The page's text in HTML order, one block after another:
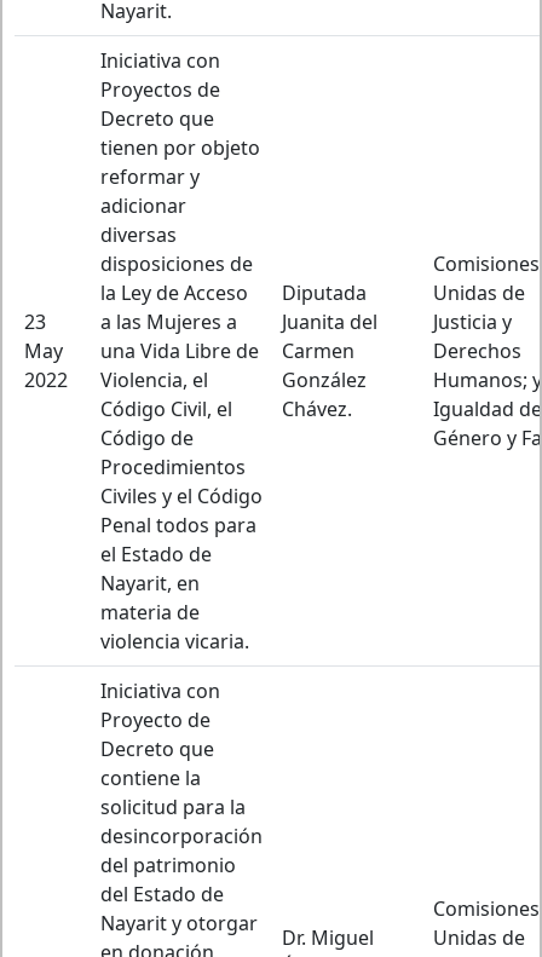
Nayarit.
23
May
2022
Iniciativa con
Proyectos de
Decreto que
tienen por objeto
reformar y
adicionar
diversas
disposiciones de
la Ley de Acceso
a las Mujeres a
una Vida Libre de
Violencia, el
Código Civil, el
Código de
Procedimientos
Civiles y el Código
Penal todos para
el Estado de
Nayarit, en
materia de
violencia vicaria.
Diputada
Juanita del
Carmen
González
Chávez.
Comisiones
Unidas de
Justicia y
Derechos
Humanos;
Igualdad de
Género y
Iniciativa con
Proyecto de
Decreto que
contiene la
solicitud para la
desincorporación
del patrimonio
del Estado de
Nayarit y otorgar
Dr. Miguel
Comisiones
Unidas de